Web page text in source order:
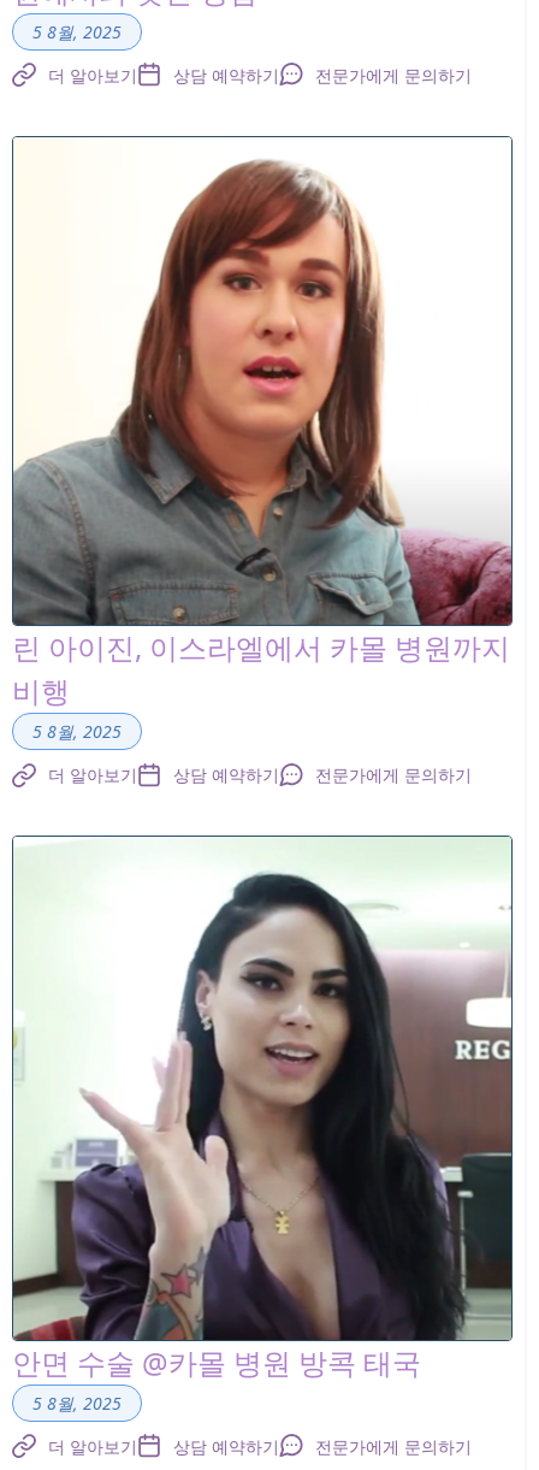
5 8월, 2025
더 알아보기
상담 예약하기 전문가에게 문의하기
린 아이진, 이스라엘에서 카몰 병원까지
비행
5 8월, 2025
더 알아보기
상담 예약하기 전문가에게 문의하기
안면 수술 @카몰 병원 방콕 태국
5 8월, 2025
더 알아보기
상담 예약하기 전문가에게 문의하기